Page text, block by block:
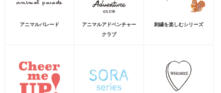
アニマルパレード
アニマルアドベンチャー
クラブ
刺繍を楽しむシリーズ